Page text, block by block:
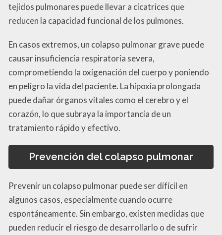
tejidos pulmonares puede llevar a cicatrices que
reducen la capacidad funcional de los pulmones.
En casos extremos, un colapso pulmonar grave puede
causar insuficiencia respiratoria severa,
comprometiendo la oxigenación del cuerpo y poniendo
en peligro la vida del paciente. La hipoxia prolongada
puede dañar órganos vitales como el cerebro y el
corazón, lo que subraya la importancia de un
tratamiento rápido y efectivo.
Prevención del colapso pulmonar
Prevenir un colapso pulmonar puede ser difícil en
algunos casos, especialmente cuando ocurre
espontáneamente. Sin embargo, existen medidas que
pueden reducir el riesgo de desarrollarlo o de sufrir